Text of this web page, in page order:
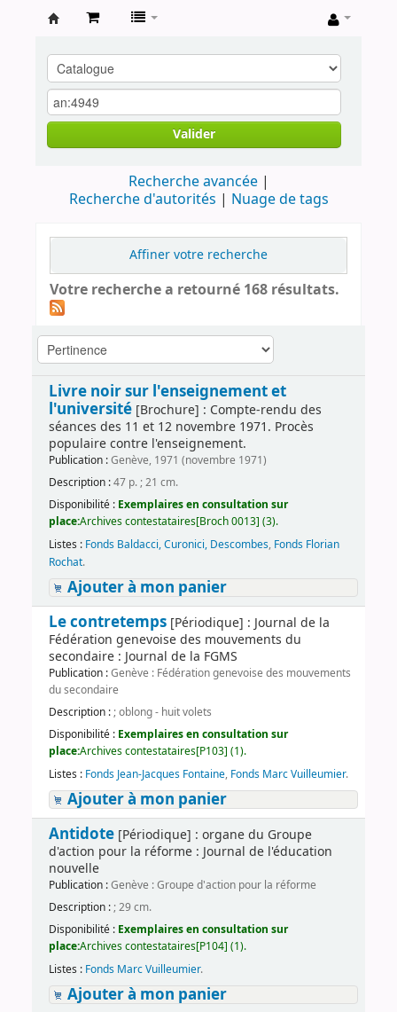
contestataires
Valider
Recherche avancée
Recherche d'autorités
Nuage de tags
Affiner votre recherche
Votre recherche a retourné 168 résultats.
Livre noir sur l'enseignement et
l'université[Brochure] : Compte-rendu des
séances des 11 et 12 novembre 1971. Procès
populaire contre l'enseignement.
Publication :Genève, 1971 (novembre 1971)
Description :47 p. ; 21 cm.
Disponibilité : Exemplaires en consultation sur
place:Archives contestataires[Broch 0013] (3).
Listes : Fonds Baldacci, Curonici, Descombes, Fonds Florian
Rochat.
Ajouter à mon panier
Le contretemps[Périodique] : Journal de la
Fédération genevoise des mouvements du
secondaire : Journal de la FGMS
Publication :Genève : Fédération genevoise des mouvements
du secondaire
Description :; oblong - huit volets
Disponibilité : Exemplaires en consultation sur
place:Archives contestataires[P103] (1).
Listes : Fonds Jean-Jacques Fontaine, Fonds Marc Vuilleumier.
Ajouter à mon panier
Antidote[Périodique] : organe du Groupe
d'action pour la réforme : Journal de l'éducation
nouvelle
Publication :Genève : Groupe d'action pour la réforme
Description :; 29 cm.
Disponibilité : Exemplaires en consultation sur
place:Archives contestataires[P104] (1).
Listes : Fonds Marc Vuilleumier.
Ajouter à mon panier